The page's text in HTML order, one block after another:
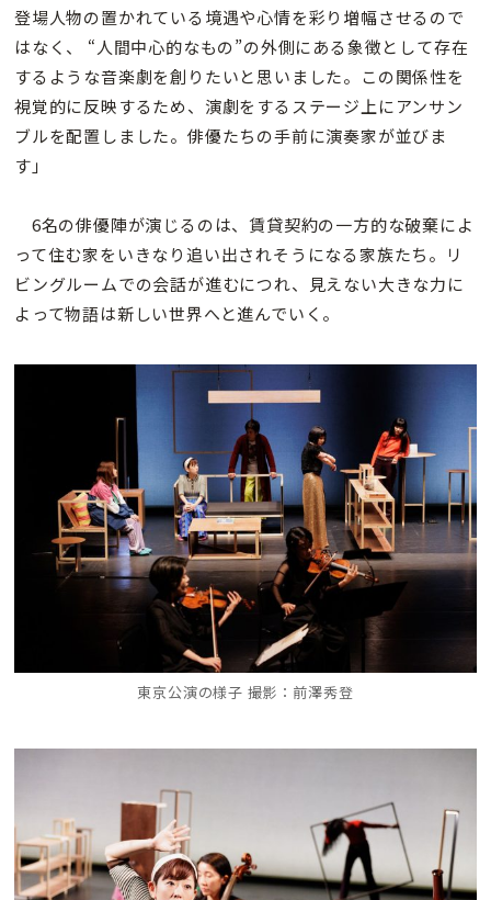
登場人物の置かれている境遇や心情を彩り増幅させるので
はなく、 “人間中心的なもの”の外側にある象徴として存在
するような音楽劇を創りたいと思いました。この関係性を
視覚的に反映するため、演劇をするステージ上にアンサン
ブルを配置しました。俳優たちの手前に演奏家が並びま
す」
6名の俳優陣が演じるのは、賃貸契約の一方的な破棄によ
って住む家をいきなり追い出されそうになる家族たち。リ
ビングルームでの会話が進むにつれ、見えない大きな力に
よって物語は新しい世界へと進んでいく。
東京公演の様子 撮影：前澤秀登